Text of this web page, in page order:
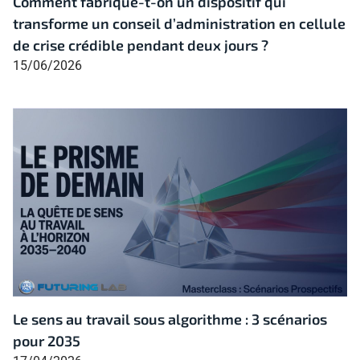
transforme un conseil d’administration en cellule
de crise crédible pendant deux jours ?
15/06/2026
Le sens au travail sous algorithme : 3 scénarios
pour 2035